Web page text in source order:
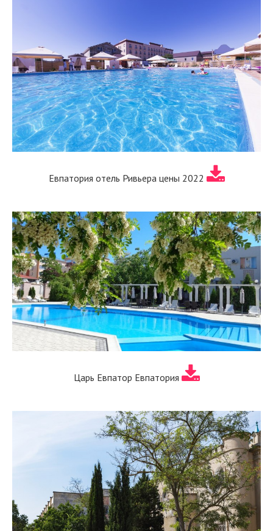
Евпатория отель Ривьера цены 2022
Царь Евпатор Евпатория